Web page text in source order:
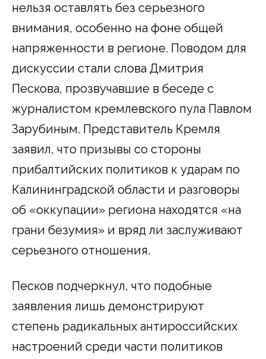
нельзя оставлять без серьезного
внимания, особенно на фоне общей
напряженности в регионе. Поводом для
дискуссии стали слова Дмитрия
Пескова, прозвучавшие в беседе с
журналистом кремлевского пула Павлом
Зарубиным. Представитель Кремля
заявил, что призывы со стороны
прибалтийских политиков к ударам по
Калининградской области и разговоры
об «оккупации» региона находятся «на
грани безумия» и вряд ли заслуживают
серьезного отношения.
Песков подчеркнул, что подобные
заявления лишь демонстрируют
степень радикальных антироссийских
настроений среди части политиков